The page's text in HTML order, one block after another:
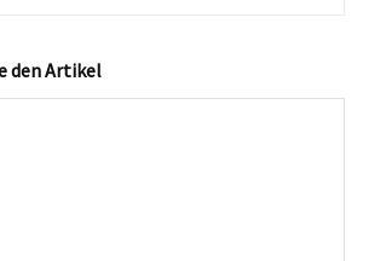
den Artikel